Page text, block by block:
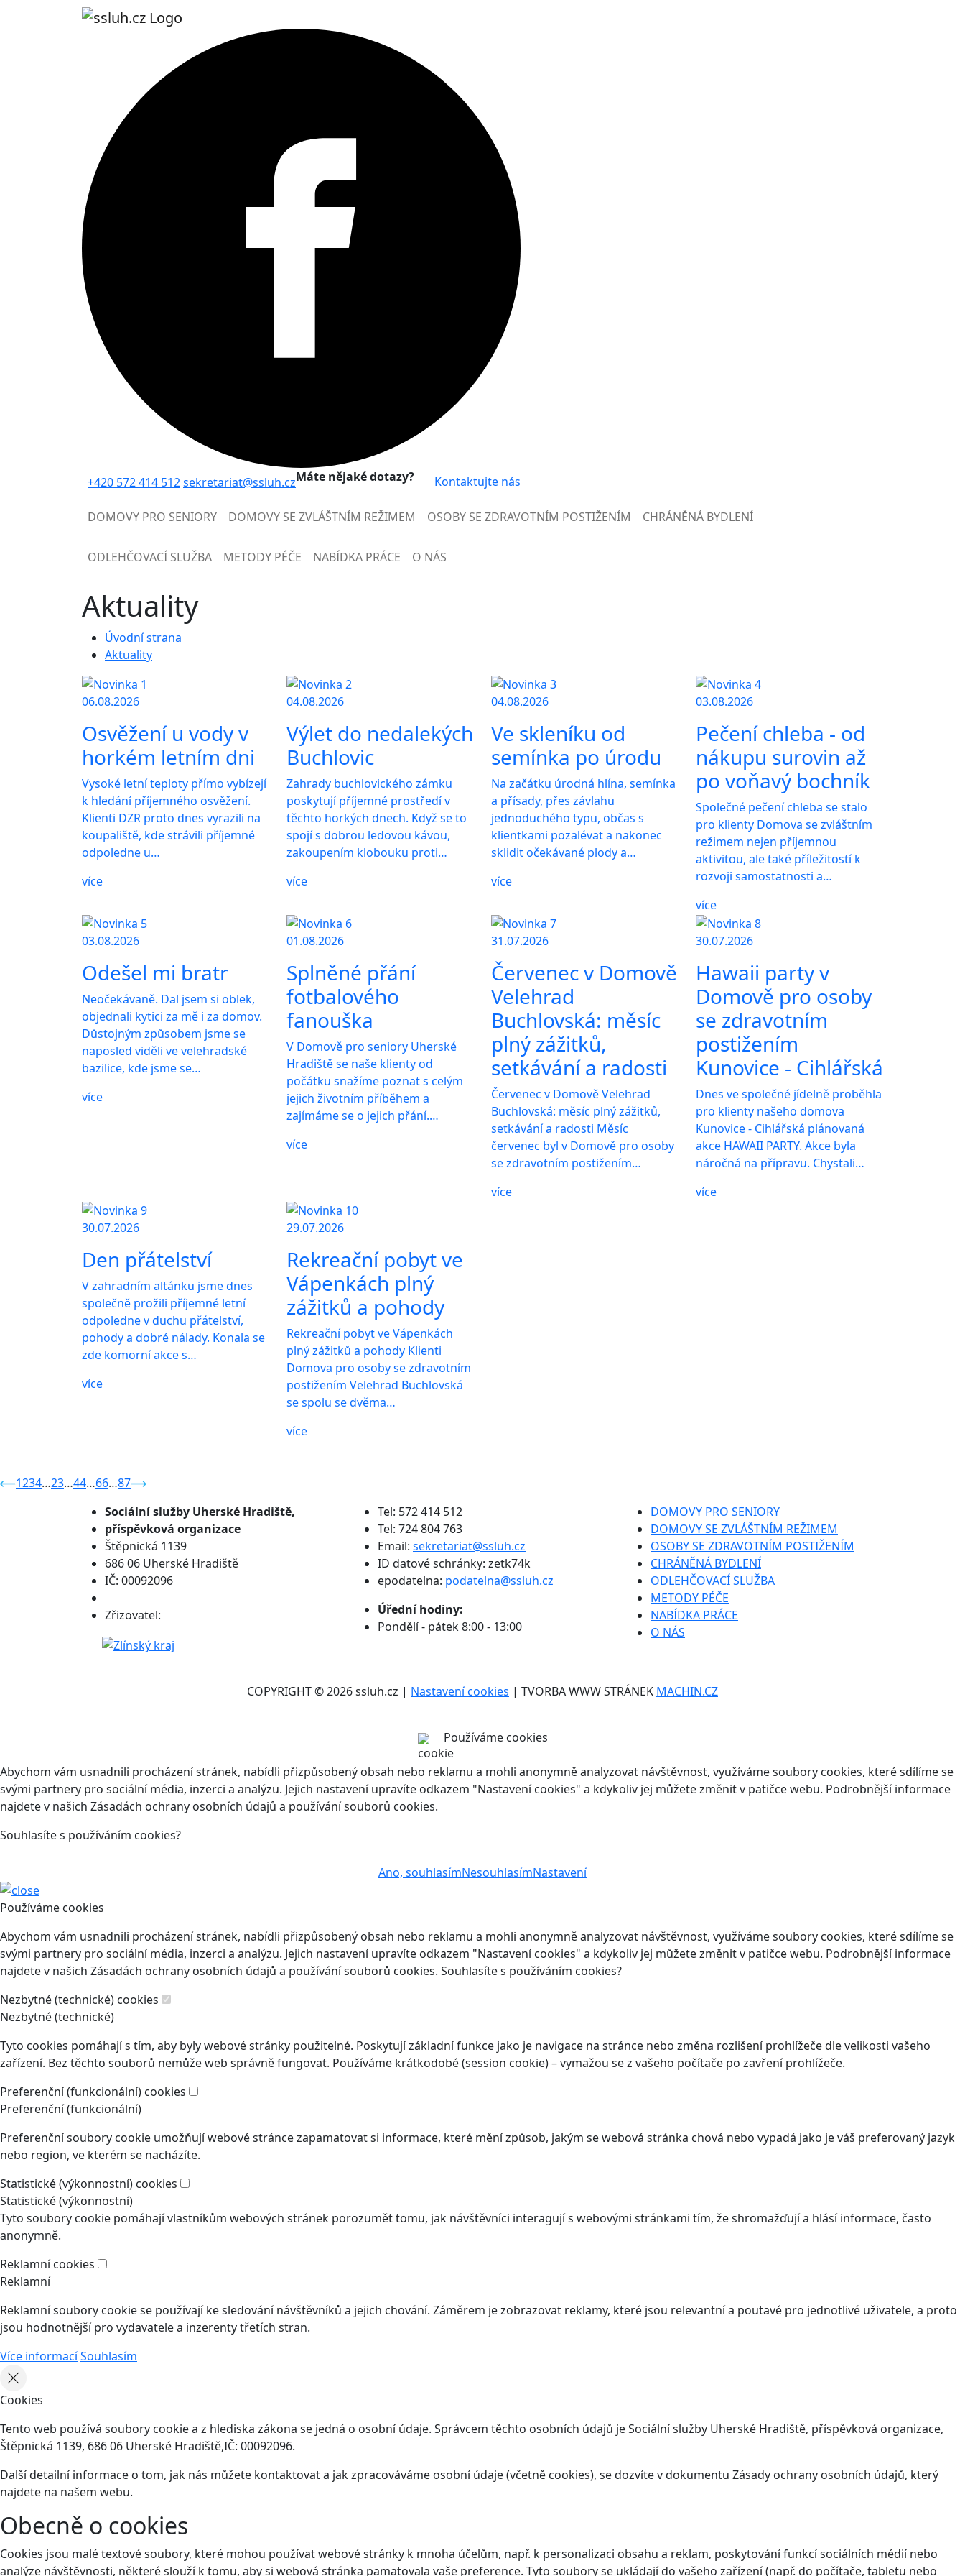
+420 572 414 512sekretariat@ssluh.czMáte nějaké dotazy? Kontaktujte nás
DOMOVY PRO SENIORY DOMOVY SE ZVLÁŠTNÍM REŽIMEM OSOBY SE ZDRAVOTNÍM POSTIŽENÍM CHRÁNĚNÁ BYDLENÍ
ODLEHČOVACÍ SLUŽBA METODY PÉČE NABÍDKA PRÁCE O NÁS
Aktuality
Úvodní strana
Aktuality
06.08.2026
Osvěžení u vody v
horkém letním dni
Vysoké letní teploty přímo vybízejí
k hledání příjemného osvěžení.
Klienti DZR proto dnes vyrazili na
koupaliště, kde strávili příjemné
odpoledne u…
více
04.08.2026
Výlet do nedalekých
Buchlovic
Zahrady buchlovického zámku
poskytují příjemné prostředí v
těchto horkých dnech. Když se to
spojí s dobrou ledovou kávou,
zakoupením klobouku proti…
více
04.08.2026
Ve skleníku od
semínka po úrodu
Na začátku úrodná hlína, semínka
a přísady, přes závlahu
jednoduchého typu, občas s
klientkami pozalévat a nakonec
sklidit očekávané plody a…
více
03.08.2026
Pečení chleba - od
nákupu surovin až
po voňavý bochník
Společné pečení chleba se stalo
pro klienty Domova se zvláštním
režimem nejen příjemnou
aktivitou, ale také příležitostí k
rozvoji samostatnosti a…
více
03.08.2026
Odešel mi bratr
Neočekávaně. Dal jsem si oblek,
objednali kytici za mě i za domov.
Důstojným způsobem jsme se
naposled viděli ve velehradské
bazilice, kde jsme se…
více
01.08.2026
Splněné přání
fotbalového
fanouška
V Domově pro seniory Uherské
Hradiště se naše klienty od
počátku snažíme poznat s celým
jejich životním příběhem a
zajímáme se o jejich přání.…
více
31.07.2026
Červenec v Domově
Velehrad
Buchlovská: měsíc
plný zážitků,
setkávání a radosti
Červenec v Domově Velehrad
Buchlovská: měsíc plný zážitků,
setkávání a radosti Měsíc
červenec byl v Domově pro osoby
se zdravotním postižením…
více
30.07.2026
Hawaii party v
Domově pro osoby
se zdravotním
postižením
Kunovice - Cihlářská
Dnes ve společné jídelně proběhla
pro klienty našeho domova
Kunovice - Cihlářská plánovaná
akce HAWAII PARTY. Akce byla
náročná na přípravu. Chystali…
více
30.07.2026
Den přátelství
V zahradním altánku jsme dnes
společně prožili příjemné letní
odpoledne v duchu přátelství,
pohody a dobré nálady. Konala se
zde komorní akce s…
více
29.07.2026
Rekreační pobyt ve
Vápenkách plný
zážitků a pohody
Rekreační pobyt ve Vápenkách
plný zážitků a pohody Klienti
Domova pro osoby se zdravotním
postižením Velehrad Buchlovská
se spolu se dvěma…
více
1234…23…44…66…87
Sociální služby Uherské Hradiště,
příspěvková organizace
Štěpnická 1139
686 06 Uherské Hradiště
IČ: 00092096
Zřizovatel:
Tel: 572 414 512
Tel: 724 804 763
Email: sekretariat@ssluh.cz
ID datové schránky: zetk74k
epodatelna: podatelna@ssluh.cz
Úřední hodiny:
Pondělí - pátek 8:00 - 13:00
DOMOVY PRO SENIORY
DOMOVY SE ZVLÁŠTNÍM REŽIMEM
OSOBY SE ZDRAVOTNÍM POSTIŽENÍM
CHRÁNĚNÁ BYDLENÍ
ODLEHČOVACÍ SLUŽBA
METODY PÉČE
NABÍDKA PRÁCE
O NÁS
COPYRIGHT © 2026 ssluh.cz | Nastavení cookies | TVORBA WWW STRÁNEK MACHIN.CZ
Používáme cookies
Abychom vám usnadnili procházení stránek, nabídli přizpůsobený obsah nebo reklamu a mohli anonymně analyzovat návštěvnost, využíváme soubory cookies, které sdílíme se
svými partnery pro sociální média, inzerci a analýzu. Jejich nastavení upravíte odkazem "Nastavení cookies" a kdykoliv jej můžete změnit v patičce webu. Podrobnější informace
najdete v našich Zásadách ochrany osobních údajů a používání souborů cookies.
Souhlasíte s používáním cookies?
Ano, souhlasímNesouhlasímNastavení
Používáme cookies
Abychom vám usnadnili procházení stránek, nabídli přizpůsobený obsah nebo reklamu a mohli anonymně analyzovat návštěvnost, využíváme soubory cookies, které sdílíme se
svými partnery pro sociální média, inzerci a analýzu. Jejich nastavení upravíte odkazem "Nastavení cookies" a kdykoliv jej můžete změnit v patičce webu. Podrobnější informace
najdete v našich Zásadách ochrany osobních údajů a používání souborů cookies. Souhlasíte s používáním cookies?
Nezbytné (technické) cookies
Nezbytné (technické)
Tyto cookies pomáhají s tím, aby byly webové stránky použitelné. Poskytují základní funkce jako je navigace na stránce nebo změna rozlišení prohlížeče dle velikosti vašeho
zařízení. Bez těchto souborů nemůže web správně fungovat. Používáme krátkodobé (session cookie) – vymažou se z vašeho počítače po zavření prohlížeče.
Preferenční (funkcionální) cookies
Preferenční (funkcionální)
Preferenční soubory cookie umožňují webové stránce zapamatovat si informace, které mění způsob, jakým se webová stránka chová nebo vypadá jako je váš preferovaný jazyk
nebo region, ve kterém se nacházíte.
Statistické (výkonnostní) cookies
Statistické (výkonnostní)
Tyto soubory cookie pomáhají vlastníkům webových stránek porozumět tomu, jak návštěvníci interagují s webovými stránkami tím, že shromažďují a hlásí informace, často
anonymně.
Reklamní cookies
Reklamní
Reklamní soubory cookie se používají ke sledování návštěvníků a jejich chování. Záměrem je zobrazovat reklamy, které jsou relevantní a poutavé pro jednotlivé uživatele, a proto
jsou hodnotnější pro vydavatele a inzerenty třetích stran.
Více informacíSouhlasím
Cookies
Tento web používá soubory cookie a z hlediska zákona se jedná o osobní údaje. Správcem těchto osobních údajů je Sociální služby Uherské Hradiště, příspěvková organizace,
Štěpnická 1139, 686 06 Uherské Hradiště,IČ: 00092096.
Další detailní informace o tom, jak nás můžete kontaktovat a jak zpracováváme osobní údaje (včetně cookies), se dozvíte v dokumentu Zásady ochrany osobních údajů, který
najdete na našem webu.
Obecně o cookies
Cookies jsou malé textové soubory, které mohou používat webové stránky k mnoha účelům, např. k personalizaci obsahu a reklam, poskytování funkcí sociálních médií nebo
analýze návštěvnosti, některé slouží k tomu, aby si webová stránka pamatovala vaše preference. Tyto soubory se ukládají do vašeho zařízení (např. do počítače, tabletu nebo